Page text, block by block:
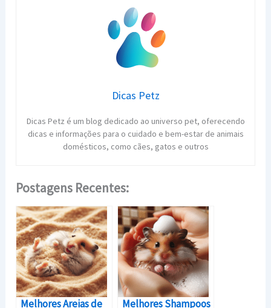
Dicas Petz
Dicas Petz é um blog dedicado ao universo pet, oferecendo
dicas e informações para o cuidado e bem-estar de animais
domésticos, como cães, gatos e outros
Postagens Recentes:
Melhores Areias de
Melhores Shampoos